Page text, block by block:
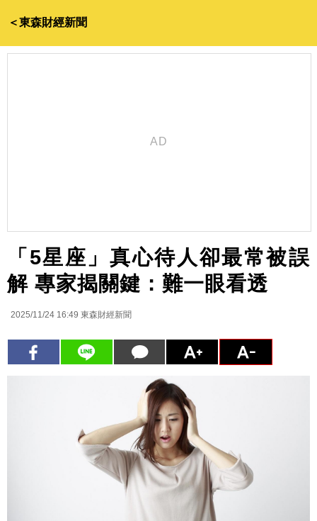
＜東森財經新聞
「5星座」真心待人卻最常被誤
解 專家揭關鍵：難一眼看透
2025/11/24 16:49 東森財經新聞